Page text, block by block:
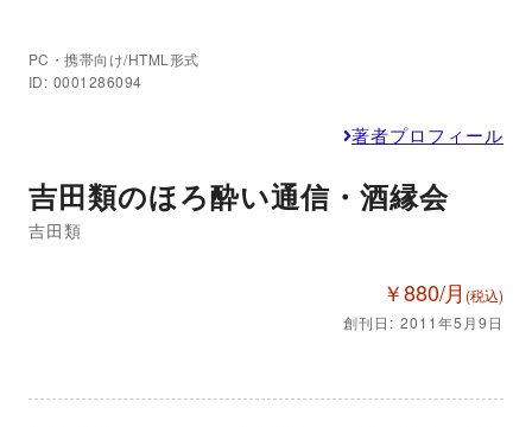
PC・携帯向け/HTML形式
ID: 0001286094
著者プロフィール
吉田類のほろ酔い通信・酒縁会
吉田類
￥880/月 (税込)
創刊日: 2011年5月9日